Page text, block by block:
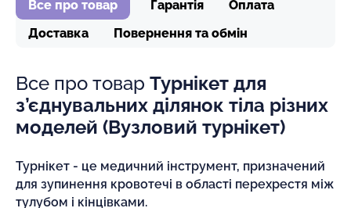
Все про товар Гарантія
Оплата
Доставка
Повернення та обмін
Все про товар Турнікет для
з’єднувальних ділянок тіла різних
моделей (Вузловий турнікет)
Турнікет - це медичний інструмент, призначений
для зупинення кровотечі в області перехрестя між
тулубом і кінцівками.